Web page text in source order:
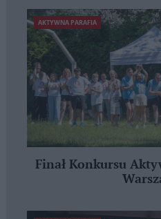
AKTYWNA PARAFIA
Finał Konkursu